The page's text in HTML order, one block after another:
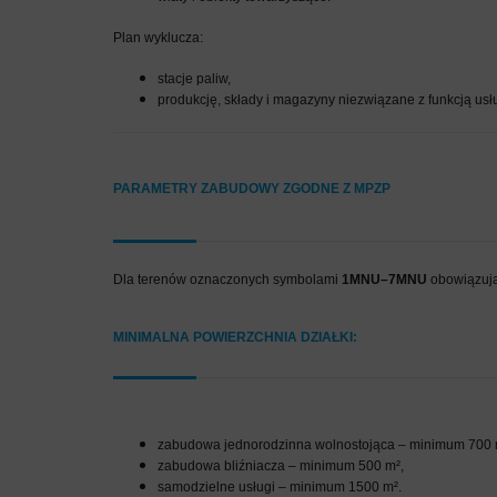
Plan wyklucza:
stacje paliw,
produkcję, składy i magazyny niezwiązane z funkcją
PARAMETRY ZABUDOWY ZGODNE Z MPZP
Dla terenów oznaczonych symbolami 1MNU–7MNU
MINIMALNA POWIERZCHNIA DZIAŁKI:
zabudowa jednorodzinna wolnostojąca – minimum 700
zabudowa bliźniacza – minimum 500 m²,
samodzielne usługi – minimum 1500 m².